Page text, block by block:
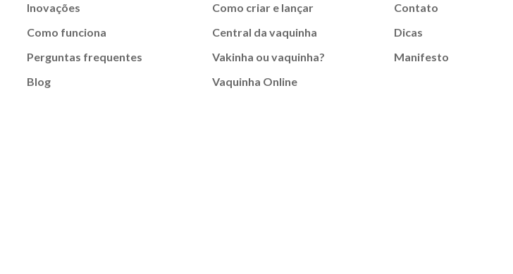
Inovações
Como funciona
Perguntas frequentes
Blog
Como criar e lançar
Central da vaquinha
Vakinha ou vaquinha?
Vaquinha Online
Contato
Dicas
Manifesto